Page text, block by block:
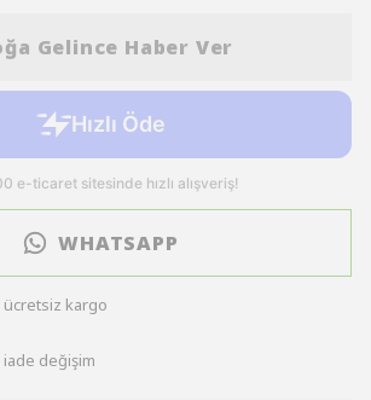
Gelince Haber Ver
WHATSAPP
ücretsiz kargo
değişim